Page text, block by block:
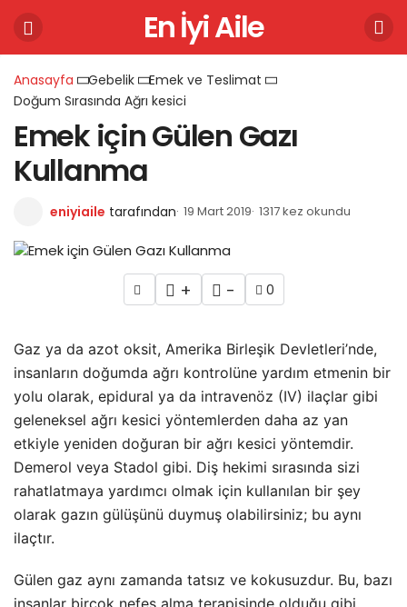
En İyi Aile
Anasayfa Gebelik
Emek ve Teslimat
Doğum Sırasında Ağrı kesici
Emek için Gülen Gazı
Kullanma
eniyiaile tarafından 19 Mart 2019 1317 kez okundu
+ - 0
Gaz ya da azot oksit, Amerika Birleşik Devletleri’nde,
insanların doğumda ağrı kontrolüne yardım etmenin bir
yolu olarak, epidural ya da intravenöz (IV) ilaçlar gibi
geleneksel ağrı kesici yöntemlerden daha az yan
etkiyle yeniden doğuran bir ağrı kesici yöntemdir.
Demerol veya Stadol gibi. Diş hekimi sırasında sizi
rahatlatmaya yardımcı olmak için kullanılan bir şey
olarak gazın gülüşünü duymuş olabilirsiniz; bu aynı
ilaçtır.
Gülen gaz aynı zamanda tatsız ve kokusuzdur. Bu, bazı